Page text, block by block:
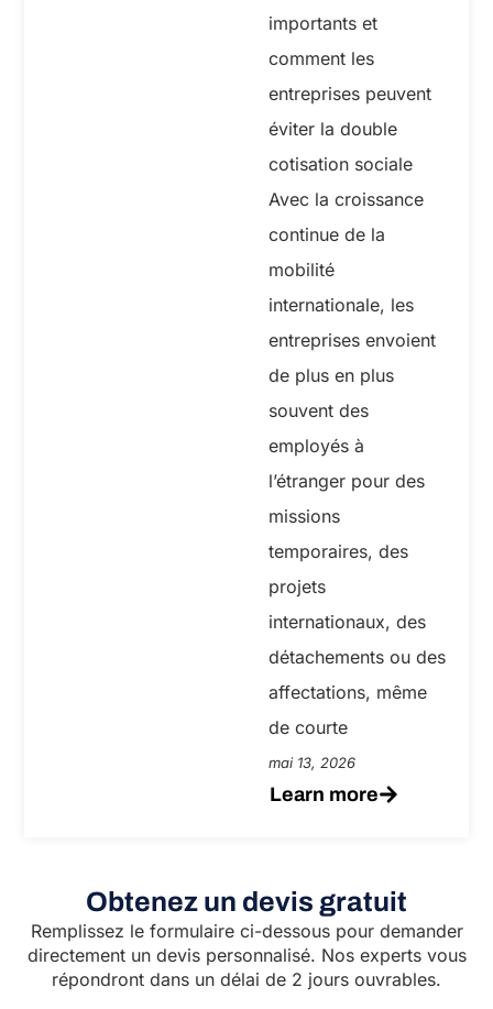
importants et
comment les
entreprises peuvent
éviter la double
cotisation sociale
Avec la croissance
continue de la
mobilité
internationale, les
entreprises envoient
de plus en plus
souvent des
employés à
l’étranger pour des
missions
temporaires, des
projets
internationaux, des
détachements ou des
affectations, même
de courte
mai 13, 2026
Learn more
Obtenez un devis gratuit
Remplissez le formulaire ci-dessous pour demander
directement un devis personnalisé. Nos experts vous
répondront dans un délai de 2 jours ouvrables.